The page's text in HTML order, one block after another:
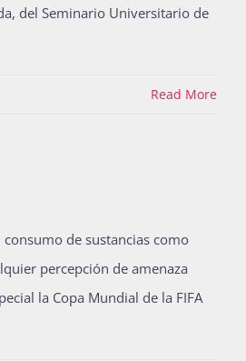
del Seminario Universitario de
Read More
de sustancias como
percepción de amenaza
la Copa Mundial de la FIFA